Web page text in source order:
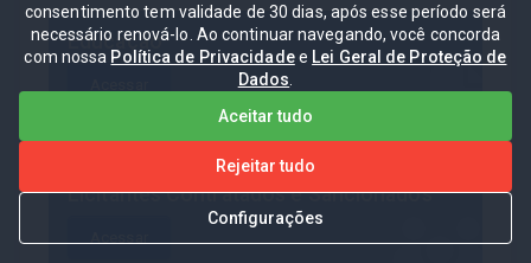
Educação
Licitantes Contratados e Sancionados
consentimento tem validade de 30 dias, após esse período será
necessário renová-lo. Ao continuar navegando, você concorda
com nossa Política de Privacidadee Lei Geral de Proteção de
Dados
Aceitar tudo
Rejeitar tudo
Configurações